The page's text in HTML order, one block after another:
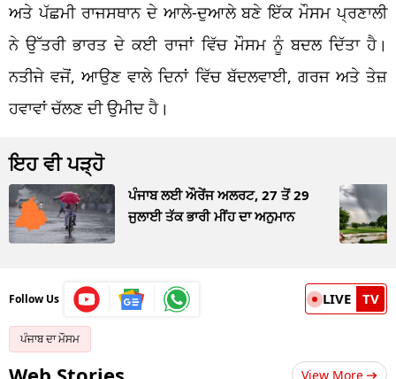
ਅਤੇ ਪੱਛਮੀ ਰਾਜਸਥਾਨ ਦੇ ਆਲੇ-ਦੁਆਲੇ ਬਣੇ ਇੱਕ ਮੌਸਮ ਪ੍ਰਣਾਲੀ
ਨੇ ਉੱਤਰੀ ਭਾਰਤ ਦੇ ਕਈ ਰਾਜਾਂ ਵਿੱਚ ਮੌਸਮ ਨੂੰ ਬਦਲ ਦਿੱਤਾ ਹੈ।
ਨਤੀਜੇ ਵਜੋਂ, ਆਉਣ ਵਾਲੇ ਦਿਨਾਂ ਵਿੱਚ ਬੱਦਲਵਾਈ, ਗਰਜ ਅਤੇ ਤੇਜ਼
ਹਵਾਵਾਂ ਚੱਲਣ ਦੀ ਉਮੀਦ ਹੈ।
ਇਹ ਵੀ ਪੜ੍ਹੋ
ਪੰਜਾਬ ਲਈ ਔਰੇਂਜ ਅਲਰਟ, 27 ਤੋਂ 29
ਜੁਲਾਈ ਤੱਕ ਭਾਰੀ ਮੀਂਹ ਦਾ ਅਨੁਮਾਨ
Follow Us LIVE TV
ਪੰਜਾਬ ਦਾ ਮੌਸਮ
View More